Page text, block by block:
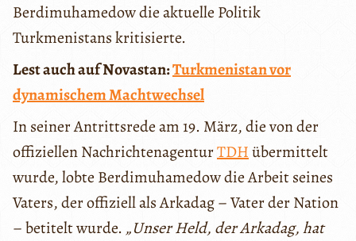
Berdimuhamedow die aktuelle Politik
Turkmenistans kritisierte.
Lest auch auf Novastan:Turkmenistan vor
dynamischem Machtwechsel
In seiner Antrittsrede am 19. März, die von der
offiziellen NachrichtenagenturTDHübermittelt
wurde, lobte Berdimuhamedow die Arbeit seines
Vaters, der offiziell als Arkadag – Vater der Nation
– betitelt wurde. „Unser Held, der Arkadag, hat